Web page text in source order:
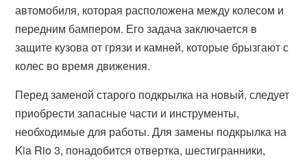
автомобиля, которая расположена между колесом и
передним бампером. Его задача заключается в
защите кузова от грязи и камней, которые брызгают с
колес во время движения.
Перед заменой старого подкрылка на новый, следует
приобрести запасные части и инструменты,
необходимые для работы. Для замены подкрылка на
Kia Rio 3, понадобится отвертка, шестигранники,